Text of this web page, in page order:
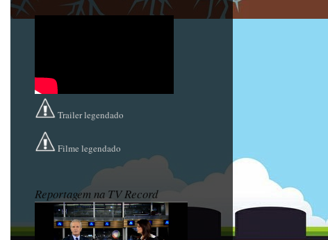
Trailer legendado
Filme legendado
Reportagem na TV Record